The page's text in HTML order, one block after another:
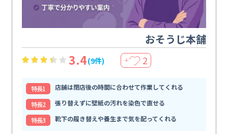
おそうじ本舗
3.4(9件) ＋ 2
特⻑1
店舗は閉店後の時間に合わせて作業してくれる
特⻑2
張り替えずに壁紙の汚れを染色で直せる
特⻑3
靴下の履き替えや養生まで気を配ってくれる